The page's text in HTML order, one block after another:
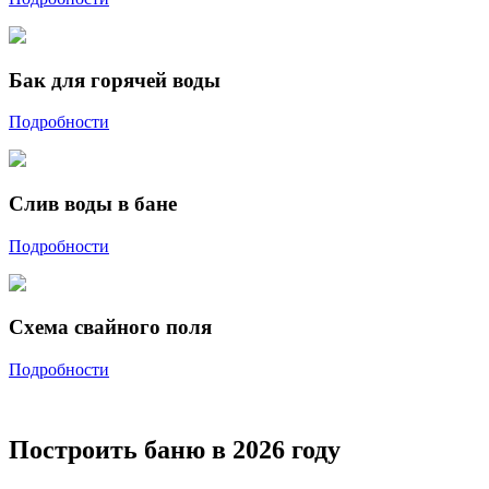
Бак для горячей воды
Подробности
Слив воды в бане
Подробности
Схема свайного поля
Подробности
Построить баню в 2026 году